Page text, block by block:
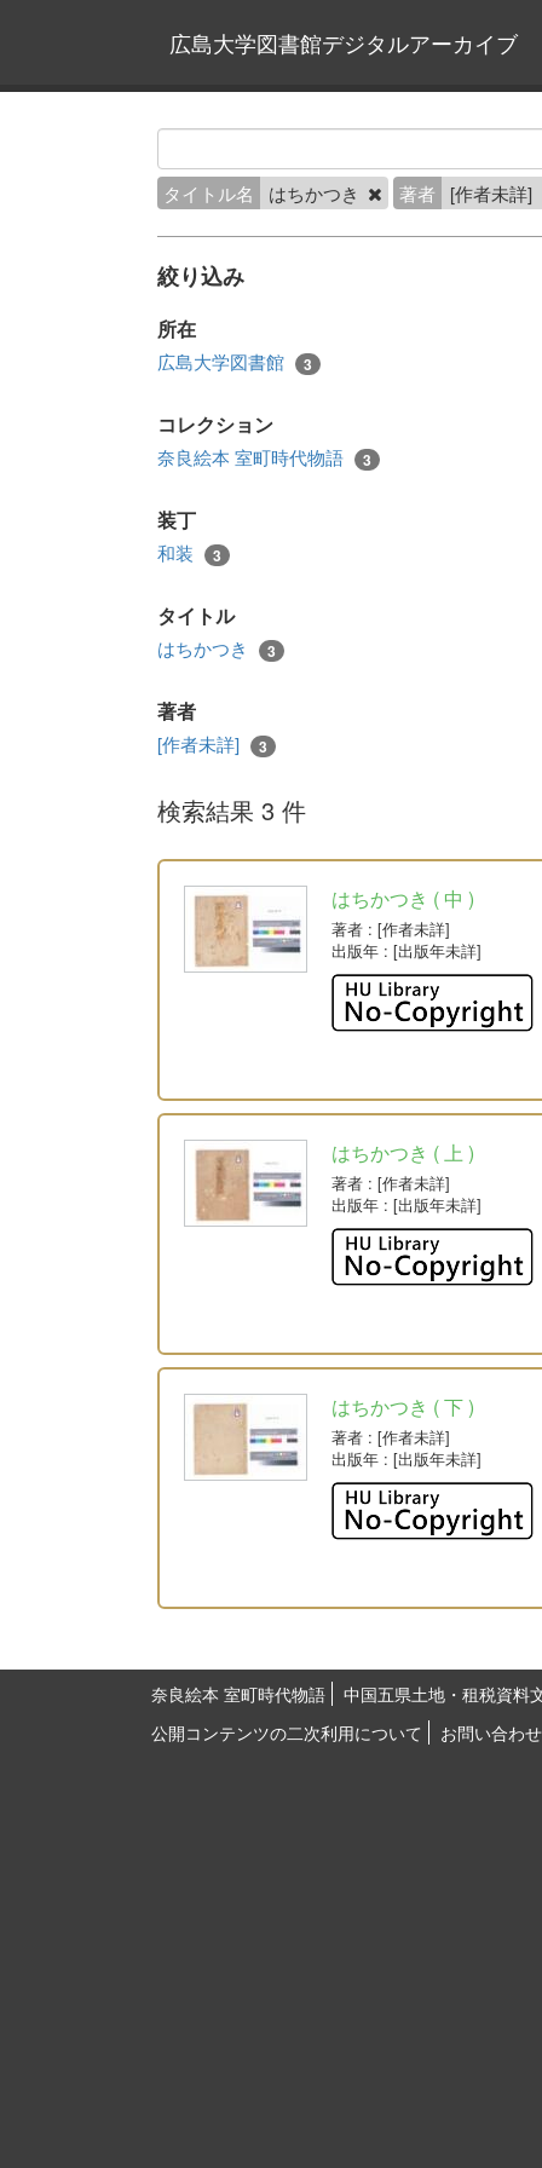
広島大学図書館デジタルアーカイブ
タイトル名 はちかつき 著者 [作者未詳]
絞り込み
所在
広島大学図書館 3
コレクション
奈良絵本 室町時代物語 3
装丁
和装 3
タイトル
はちかつき 3
著者
[作者未詳] 3
検索結果 3 件
はちかつき ( 中 )
著者 : [作者未詳]
出版年 : [出版年未詳]
はちかつき ( 上 )
著者 : [作者未詳]
出版年 : [出版年未詳]
はちかつき ( 下 )
著者 : [作者未詳]
出版年 : [出版年未詳]
奈良絵本 室町時代物語
中国五県土地・租税資料
公開コンテンツの二次利用について
お問い合わせ